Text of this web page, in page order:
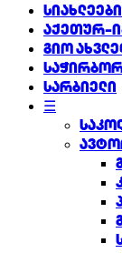
სიახლეები
აქეთურ-
გიო
სარბიელი
☰